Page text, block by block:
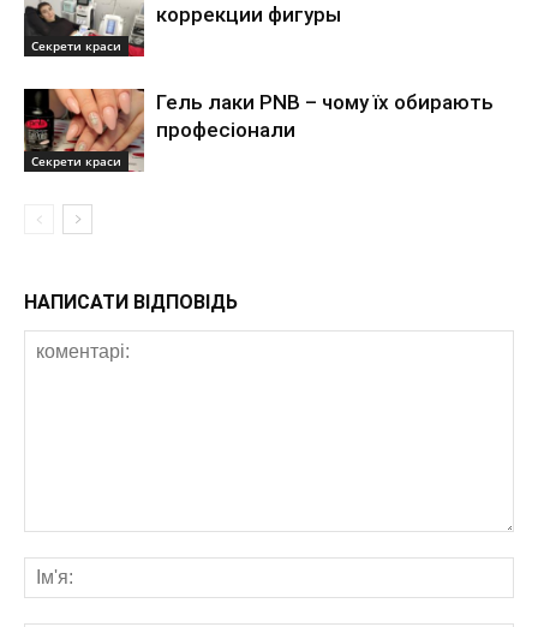
Секрети краси
коррекции фигуры
Секрети краси
Гель лаки PNB – чому їх обирають
професіонали
НАПИСАТИ ВІДПОВІДЬ